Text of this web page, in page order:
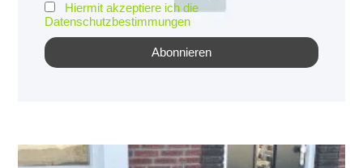
Hiermit akzeptiere ich die
Datenschutzbestimmungen